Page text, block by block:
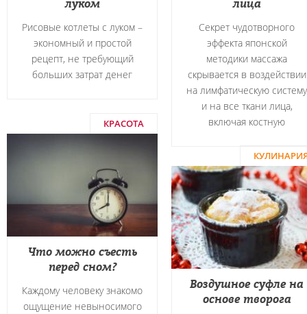
луком
Рисовые котлеты с луком –
экономный и простой
рецепт, не требующий
больших затрат денег
лица
Секрет чудотворного
эффекта японской
методики массажа
скрывается в воздействии
на лимфатическую систему
и на все ткани лица,
включая костную
КРАСОТА
Что можно съесть
перед сном?
Каждому человеку знакомо
ощущение невыносимого
Воздушное суфле на
основе творога